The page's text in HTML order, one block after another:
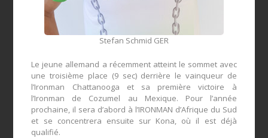
Stefan Schmid GER
Le jeune allemand a récemment atteint le sommet avec
une troisième place (9 sec) derrière le vainqueur de
l’Ironman
Chattanooga et sa première victoire
à
l’Ironman
de Cozumel au Mexique. Pour l’année
prochaine, il sera d’abord à l’IRONMAN d’Afrique du Sud
et se concentrera ensuite sur Kona, où il est déjà
qualifié.